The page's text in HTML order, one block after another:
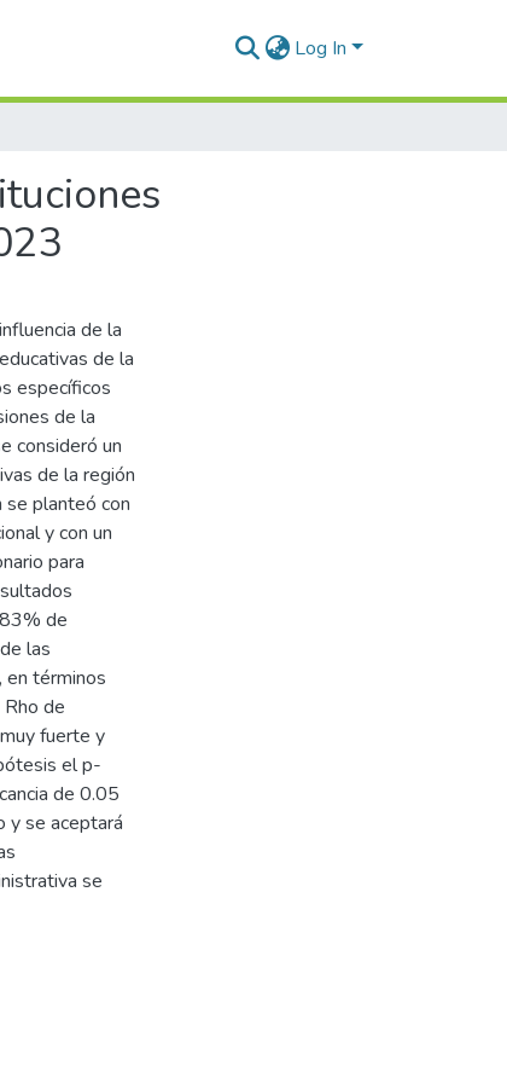
Log In
de la
de la
específicos
de la
consideró un
de la región
planteó con
y con un
para
de
las
términos
de
fuerte y
el p-
de 0.05
y se aceptará
se